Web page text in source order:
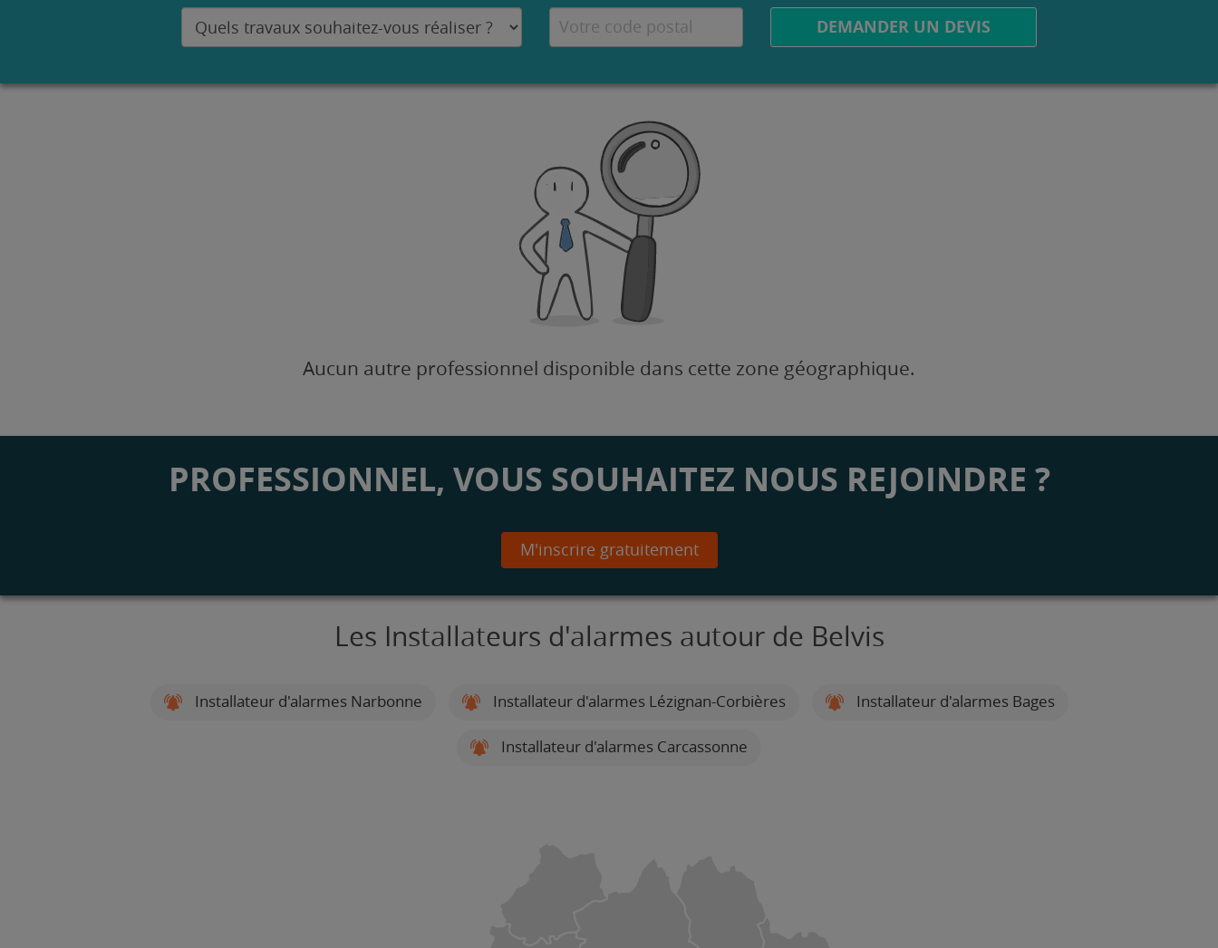
DEMANDER UN DEVIS
Aucun autre professionnel disponible dans cette zone géographique.
PROFESSIONNEL, VOUS SOUHAITEZ NOUS REJOINDRE ?
M'inscrire gratuitement
Les Installateurs d'alarmes autour de Belvis
Installateur d'alarmes Narbonne Installateur d'alarmes Lézignan-Corbières Installateur d'alarmes Bages
Installateur d'alarmes Carcassonne